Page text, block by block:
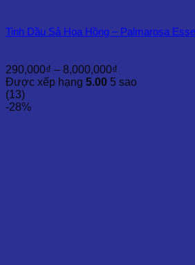
Tinh Dầu Sả Hoa Hồng – Palmarosa
290,000₫ – 8,000,000₫
giá:
Được xếp hạng 5.00 5 sao
(13)
-28%